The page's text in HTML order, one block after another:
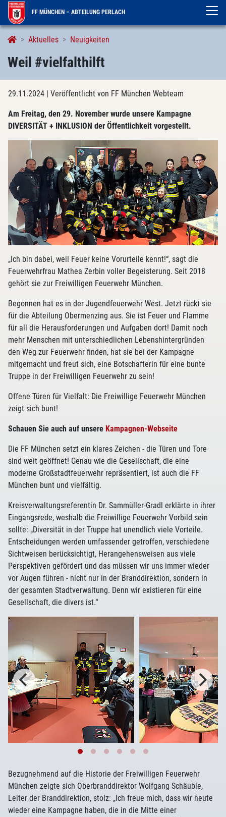
FF MÜNCHEN – ABTEILUNG PERLACH
Aktuelles Neuigkeiten
Weil #vielfalthilft
29.11.2024 | Veröffentlicht von FF München Webteam
Am Freitag, den 29. November wurde unsere Kampagne
DIVERSITÄT + INKLUSION der Öffentlichkeit vorgestellt.
„Ich bin dabei, weil Feuer keine Vorurteile kennt!“, sagt die
Feuerwehrfrau Mathea Zerbin voller Begeisterung. Seit 2018
gehört sie zur Freiwilligen Feuerwehr München.
Begonnen hat es in der Jugendfeuerwehr West. Jetzt rückt sie
für die Abteilung Obermenzing aus. Sie ist Feuer und Flamme
für all die Herausforderungen und Aufgaben dort! Damit noch
mehr Menschen mit unterschiedlichen Lebenshintergründen
den Weg zur Feuerwehr finden, hat sie bei der Kampagne
mitgemacht und freut sich, eine Botschafterin für eine bunte
Truppe in der Freiwilligen Feuerwehr zu sein!
Offene Türen für Vielfalt: Die Freiwillige Feuerwehr München
zeigt sich bunt!
Schauen Sie auch auf unsere Kampagnen-Webseite
Die FF München setzt ein klares Zeichen - die Türen und Tore
sind weit geöffnet! Genau wie die Gesellschaft, die eine
moderne Großstadtfeuerwehr repräsentiert, ist auch die FF
München bunt und vielfältig.
Kreisverwaltungsreferentin Dr. Sammüller-Gradl erklärte in ihrer
Eingangsrede, weshalb die Freiwillige Feuerwehr Vorbild sein
sollte: „Diversität in der Truppe hat unendlich viele Vorteile.
Entscheidungen werden umfassender getroffen, verschiedene
Sichtweisen berücksichtigt, Herangehensweisen aus viele
Perspektiven gefördert und das müssen wir uns immer wieder
vor Augen führen - nicht nur in der Branddirektion, sondern in
der gesamten Stadtverwaltung. Denn wir existieren für eine
Gesellschaft, die divers ist.“
Bezugnehmend auf die Historie der Freiwilligen Feuerwehr
München zeigte sich Oberbranddirektor Wolfgang Schäuble,
Leiter der Branddirektion, stolz: „Ich freue mich, dass wir heute
wieder eine Kampagne haben, die in die Mitte einer